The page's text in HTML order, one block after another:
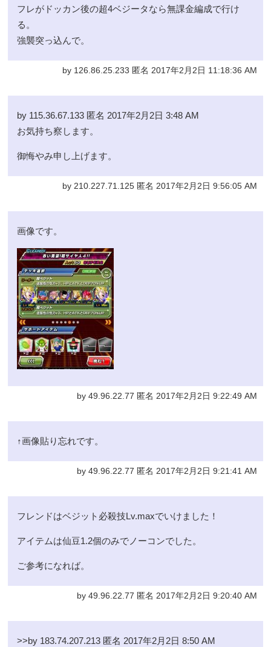
フレがドッカン後の超4ベジータなら無課金編成で行け
る。
強襲突っ込んで。
by 126.86.25.233 匿名 2017年2月2日 11:18:36 AM
by 115.36.67.133 匿名 2017年2月2日 3:48 AM
お気持ち察します。
御悔やみ申し上げます。
by 210.227.71.125 匿名 2017年2月2日 9:56:05 AM
画像です。
by 49.96.22.77 匿名 2017年2月2日 9:22:49 AM
↑画像貼り忘れです。
by 49.96.22.77 匿名 2017年2月2日 9:21:41 AM
フレンドはベジット必殺技Lv.maxでいけました！
アイテムは仙豆1.2個のみでノーコンでした。
ご参考になれば。
by 49.96.22.77 匿名 2017年2月2日 9:20:40 AM
>>by 183.74.207.213 匿名 2017年2月2日 8:50 AM